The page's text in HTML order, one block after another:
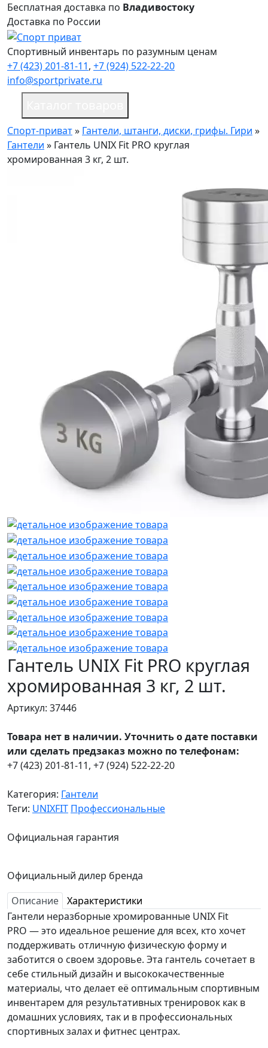
Бесплатная доставка по Владивостоку
Доставка по России
Спортивный инвентарь по разумным ценам
+7 (423) 201-81-11, +7 (924) 522-22-20
info@sportprivate.ru
Спорт-приват» Гантели, штанги, диски, грифы. Гири »
Гантели » Гантель UNIX Fit PRO круглая
хромированная 3 кг, 2 шт.
Гантель UNIX Fit PRO круглая
хромированная 3 кг, 2 шт.
Артикул: 37446
Товара нет в наличии. Уточнить о дате поставки
или сделать предзаказ можно по телефонам:
+7 (423) 201-81-11, +7 (924) 522-22-20
Категория: Гантели
Теги: UNIXFIT Профессиональные
Официальная гарантия
Официальный дилер бренда
Описание
Характеристики
Гантели неразборные хромированные UNIX Fit
PRO — это идеальное решение для всех, кто хочет
поддерживать отличную физическую форму и
заботится о своем здоровье. Эта гантель сочетает в
себе стильный дизайн и высококачественные
материалы, что делает её оптимальным спортивным
инвентарем для результативных тренировок как в
домашних условиях, так и в профессиональных
спортивных залах и фитнес центрах.